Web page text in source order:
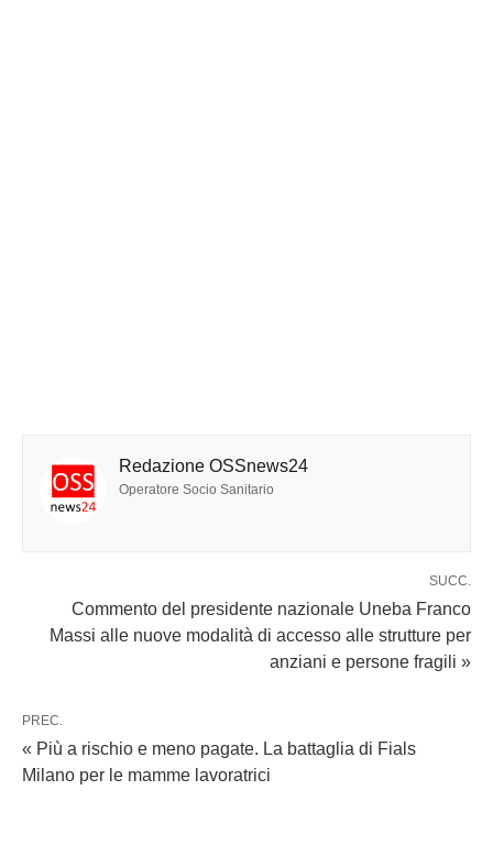
Redazione OSSnews24
Operatore Socio Sanitario
SUCC.
Commento del presidente nazionale Uneba Franco
Massi alle nuove modalità di accesso alle strutture per
anziani e persone fragili »
PREC.
« Più a rischio e meno pagate. La battaglia di Fials
Milano per le mamme lavoratrici